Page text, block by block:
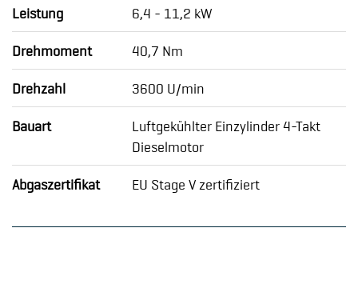
Leistung
6,4 - 11,2 kW
Drehmoment
40,7 Nm
Drehzahl
3600 U/min
Bauart
Luftgekühlter Einzylinder 4-Takt
Dieselmotor
Abgaszertifikat
EU Stage V zertifiziert